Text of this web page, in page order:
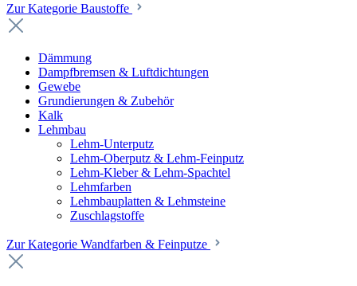
Zur Kategorie Baustoffe
Dämmung
Dampfbremsen & Luftdichtungen
Gewebe
Grundierungen & Zubehör
Kalk
Lehmbau
Lehm-Unterputz
Lehm-Oberputz & Lehm-Feinputz
Lehm-Kleber & Lehm-Spachtel
Lehmfarben
Lehmbauplatten & Lehmsteine
Zuschlagstoffe
Zur Kategorie Wandfarben & Feinputze